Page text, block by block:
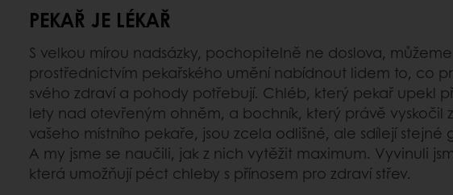
PEKAŘ JE LÉKAŘ
S velkou mírou nadsázky, pochopitelně ne doslova, můžeme
prostřednictvím pekařského umění nabídnout lidem to, co
svého zdraví a pohody potřebují. Chléb, který pekař upekl
lety nad otevřeným ohněm, a bochník, který právě vyskočil
vašeho místního pekaře, jsou zcela odlišné, ale sdílejí stejné
A my jsme se naučili, jak z nich vytěžit maximum. Vyvinuli
která umožňují péct chleby s přínosem pro zdraví střev.